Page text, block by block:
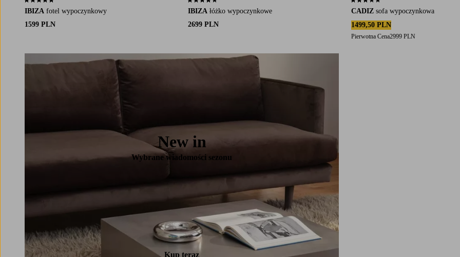
IBIZA fotel wypoczynkowy
1599 PLN
5,0 opierając się na 1 ocenach
IBIZA łóżko wypoczynkowe
2699 PLN
4,0 opierając się na 2 ocenach
CADIZ sofa wypoczynkowa
1499,50 PLN
Pierwotna Cena2999 PLN
3,0 opierając się na 1 ocenach
New in
Wybrane wiadomości sezonu
Kup teraz